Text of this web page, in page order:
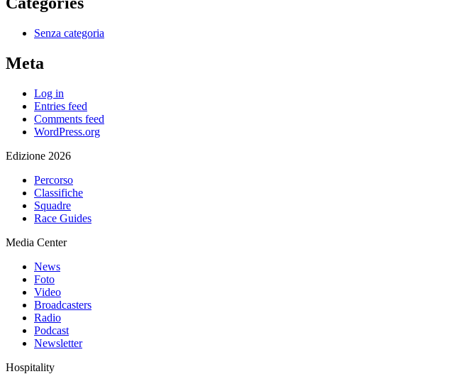
Senza categoria
Meta
Log in
Entries feed
Comments feed
WordPress.org
Edizione 2026
Percorso
Classifiche
Squadre
Race Guides
Media Center
News
Foto
Video
Broadcasters
Radio
Podcast
Newsletter
Hospitality